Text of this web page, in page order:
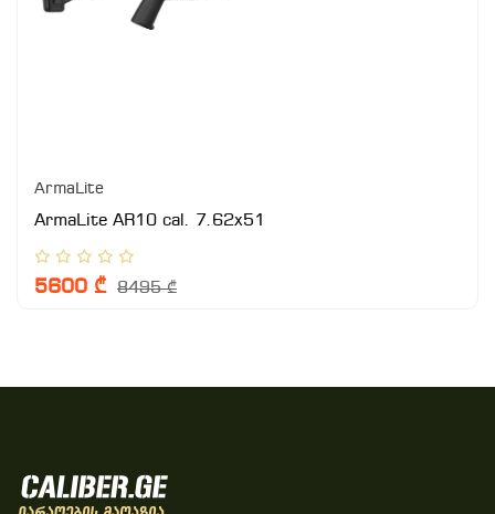
ArmaLite
ArmaLite AR10 cal. 7.62x51
5600 ₾ 8495 ₾